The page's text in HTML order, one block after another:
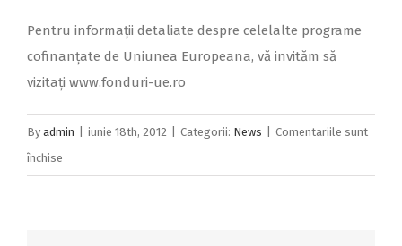
Pentru informații detaliate despre celelalte programe
cofinanțate de Uniunea Europeana, vă invităm să
vizitați www.fonduri-ue.ro
By admin iunie 18th, 2012 Categorii: News
Comentariile sunt
închise